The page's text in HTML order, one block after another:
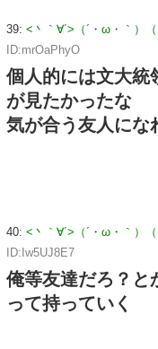
39: <丶｀∀´>（´・ω・｀）
ID:mrOaPhyO
個人的には文大統
が見たかったな
気が合う友人にな
40: <丶｀∀´>（´・ω・｀）
ID:Iw5UJ8E7
俺等友達だろ？と
って持っていく